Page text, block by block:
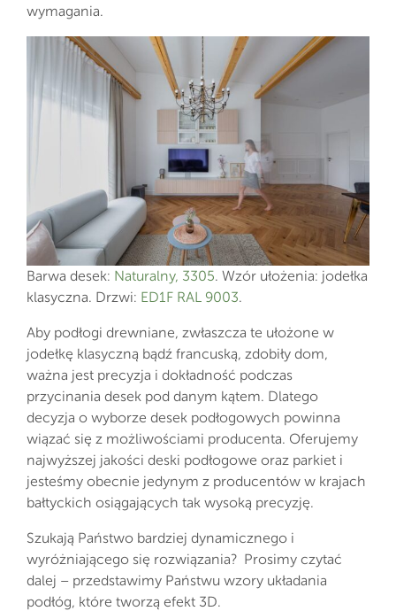
wymagania.
Barwa desek: Naturalny, 3305. Wzór ułożenia: jodełka
klasyczna. Drzwi: ED1F RAL 9003.
Aby podłogi drewniane, zwłaszcza te ułożone w
jodełkę klasyczną bądź francuską, zdobiły dom,
ważna jest precyzja i dokładność podczas
przycinania desek pod danym kątem. Dlatego
decyzja o wyborze desek podłogowych powinna
wiązać się z możliwościami producenta. Oferujemy
najwyższej jakości deski podłogowe oraz parkiet i
jesteśmy obecnie jedynym z producentów w krajach
bałtyckich osiągających tak wysoką precyzję.
Szukają Państwo bardziej dynamicznego i
wyróżniającego się rozwiązania? Prosimy czytać
dalej – przedstawimy Państwu wzory układania
podłóg, które tworzą efekt 3D.